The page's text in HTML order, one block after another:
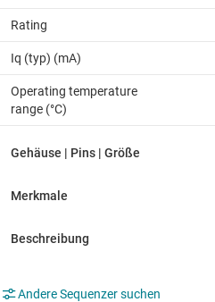
Rating
Iq (typ) (mA)
Operating temperature
range (°C)
Andere Sequenzer suchen